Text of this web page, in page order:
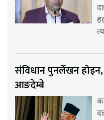
संविधान पुनर्लेखन होइन,
आङदेम्बे